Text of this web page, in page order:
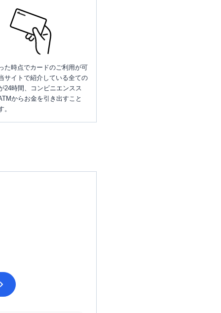
た時点でカードのご利用が可
サイトで紹介している全ての
24時間、コンビニエンスス
からお金を引き出すこと
。